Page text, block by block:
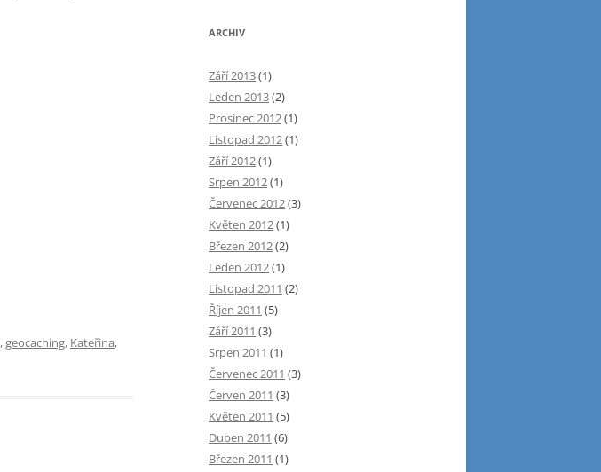
,geocaching, Kateřina,
ARCHIV
Září 2013(1)
Leden 2013(2)
Prosinec 2012(1)
Listopad 2012(1)
Září 2012(1)
Srpen 2012(1)
Červenec 2012(3)
Květen 2012(1)
Březen 2012(2)
Leden 2012(1)
Listopad 2011 (2)
Říjen 2011 (5)
Září 2011 (3)
Srpen 2011 (1)
Červenec 2011 (3)
Červen 2011 (3)
Květen 2011 (5)
Duben 2011 (6)
Březen 2011 (1)